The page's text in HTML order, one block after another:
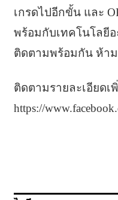
เกรดไปอีกขั้น และ
พร้อมกับเทคโนโลยีอ
ติดตามพร้อมกัน ห้าม
ติดตามรายละเอียดเ
https://